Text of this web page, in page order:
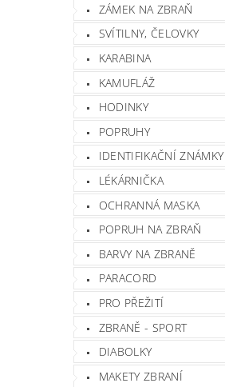
ZÁMEK NA ZBRAŇ
SVÍTILNY, ČELOVKY
KARABINA
KAMUFLÁŽ
HODINKY
POPRUHY
IDENTIFIKAČNÍ ZNÁMKY
LÉKÁRNIČKA
OCHRANNÁ MASKA
POPRUH NA ZBRAŇ
BARVY NA ZBRANĚ
PARACORD
PRO PŘEŽITÍ
ZBRANĚ - SPORT
DIABOLKY
MAKETY ZBRANÍ